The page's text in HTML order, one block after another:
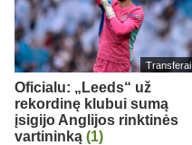
Transferai
Oficialu: „Leeds“ už
rekordinę klubui sumą
įsigijo Anglijos rinktinės
vartininką (1)